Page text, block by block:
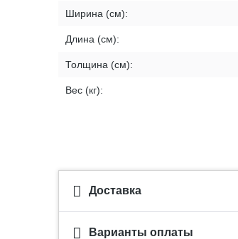
Ширина (см):
Длина (см):
Толщина (см):
Вес (кг):
Доставка
Варианты оплаты